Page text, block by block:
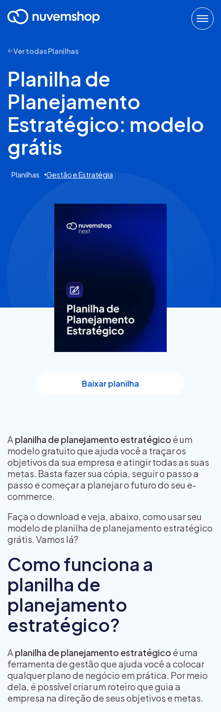
Ver todas Planilhas
Planilha de
Planejamento
Estratégico: modelo
grátis
Planilhas Gestão e Estratégia
Baixar planilha
A planilha de planejamento estratégico é um
modelo gratuito que ajuda você a traçar os
objetivos da sua empresa e atingir todas as suas
metas. Basta fazer sua cópia, seguir o passo a
passo e começar a planejar o futuro do seu e-
commerce.
Faça o download e veja, abaixo, como usar seu
modelo de planilha de planejamento estratégico
grátis. Vamos lá?
Como funciona a
planilha de
planejamento
estratégico?
A planilha de planejamento estratégico é uma
ferramenta de gestão que ajuda você a colocar
qualquer plano de negócio em prática. Por meio
dela, é possível criar um roteiro que guia a
empresa na direção de seus objetivos e metas.